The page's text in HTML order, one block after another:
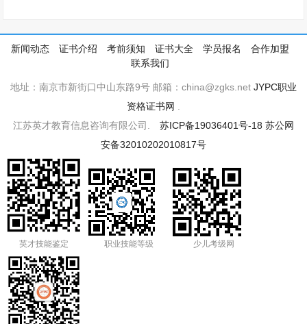
新闻动态 证书介绍 考前须知 证书大全 学员报名
合作加盟
联系我们
地址：南京市新街口中山东路9号 邮箱：china@zgks.net JYPC职业
资格证书网 .
江苏英才教育信息咨询有限公司. 苏ICP备19036401号-18 苏公网
安备32010202010817号
英才技能鉴定 职业技能等级 少儿考级网